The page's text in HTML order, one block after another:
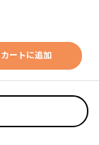
カートに追加